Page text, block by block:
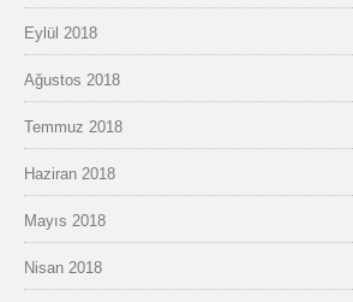
Eylül 2018
Ağustos 2018
Temmuz 2018
Haziran 2018
Mayıs 2018
Nisan 2018